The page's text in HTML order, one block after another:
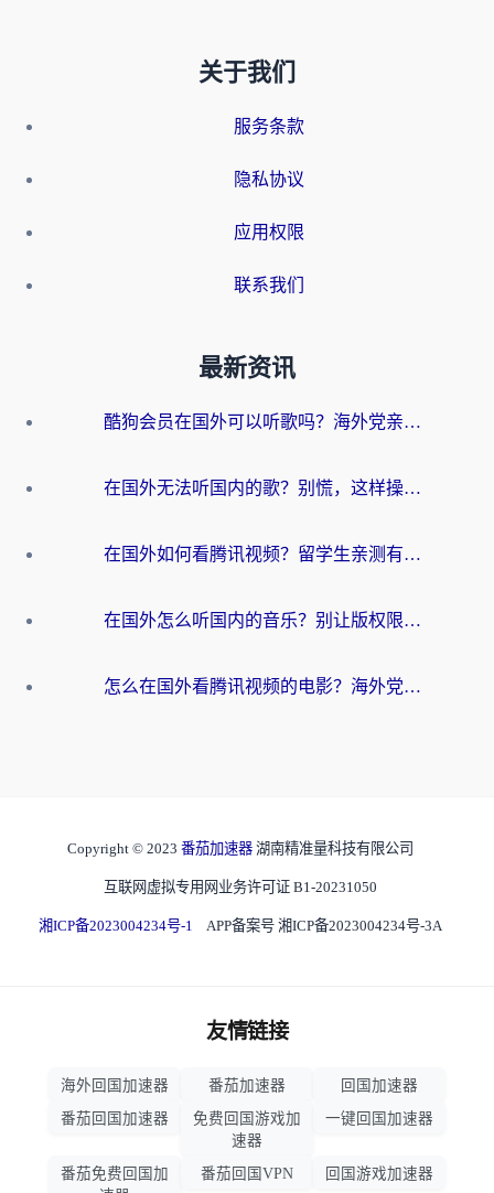
关于我们
服务条款
隐私协议
应用权限
联系我们
最新资讯
酷狗会员在国外可以听歌吗？海外党亲测有效：3步解决音乐权限难题
在国外无法听国内的歌？别慌，这样操作就能畅听QQ音乐（附亲测加速器推荐）
在国外如何看腾讯视频？留学生亲测有效的回国加速方案
在国外怎么听国内的音乐？别让版权限制断了你的华语歌单
怎么在国外看腾讯视频的电影？海外党亲测有效的回国加速指南
Copyright © 2023 番茄加速器 湖南精准量科技有限公司
互联网虚拟专用网业务许可证 B1-20231050
湘ICP备2023004234号-1 APP备案号 湘ICP备2023004234号-3A
友情链接
海外回国加速器 番茄加速器
回国加速器
番茄回国加速器
免费回国游戏加
速器
一键回国加速器
番茄免费回国加
番茄回国VPN 回国游戏加速器